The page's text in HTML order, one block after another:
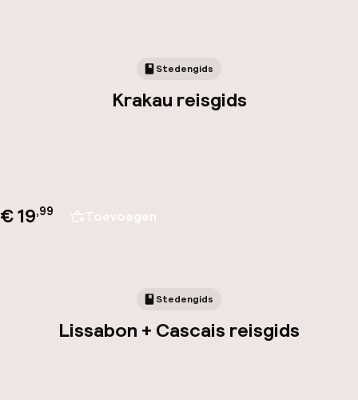
Stedengids
Krakau reisgids
€ 19,99 Toevoegen
Stedengids
Lissabon + Cascais reisgids